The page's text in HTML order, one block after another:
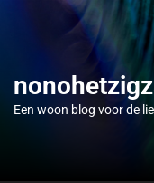
Een woon blog voor de